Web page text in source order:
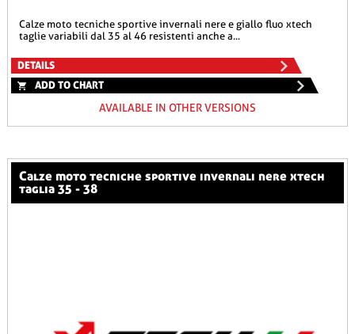
calze moto tecniche sportive invernali nere e giallo fluo xtech
taglie variabili dal 35 al 46 resistenti anche a...
DETAILS
ADD TO CHART
AVAILABLE IN OTHER VERSIONS
calze moto tecniche sportive invernali nere xtech
taglia 35 - 38